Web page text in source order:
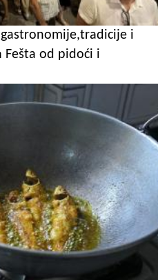
gastronomije,tradicije i
Fešta od pidoći i